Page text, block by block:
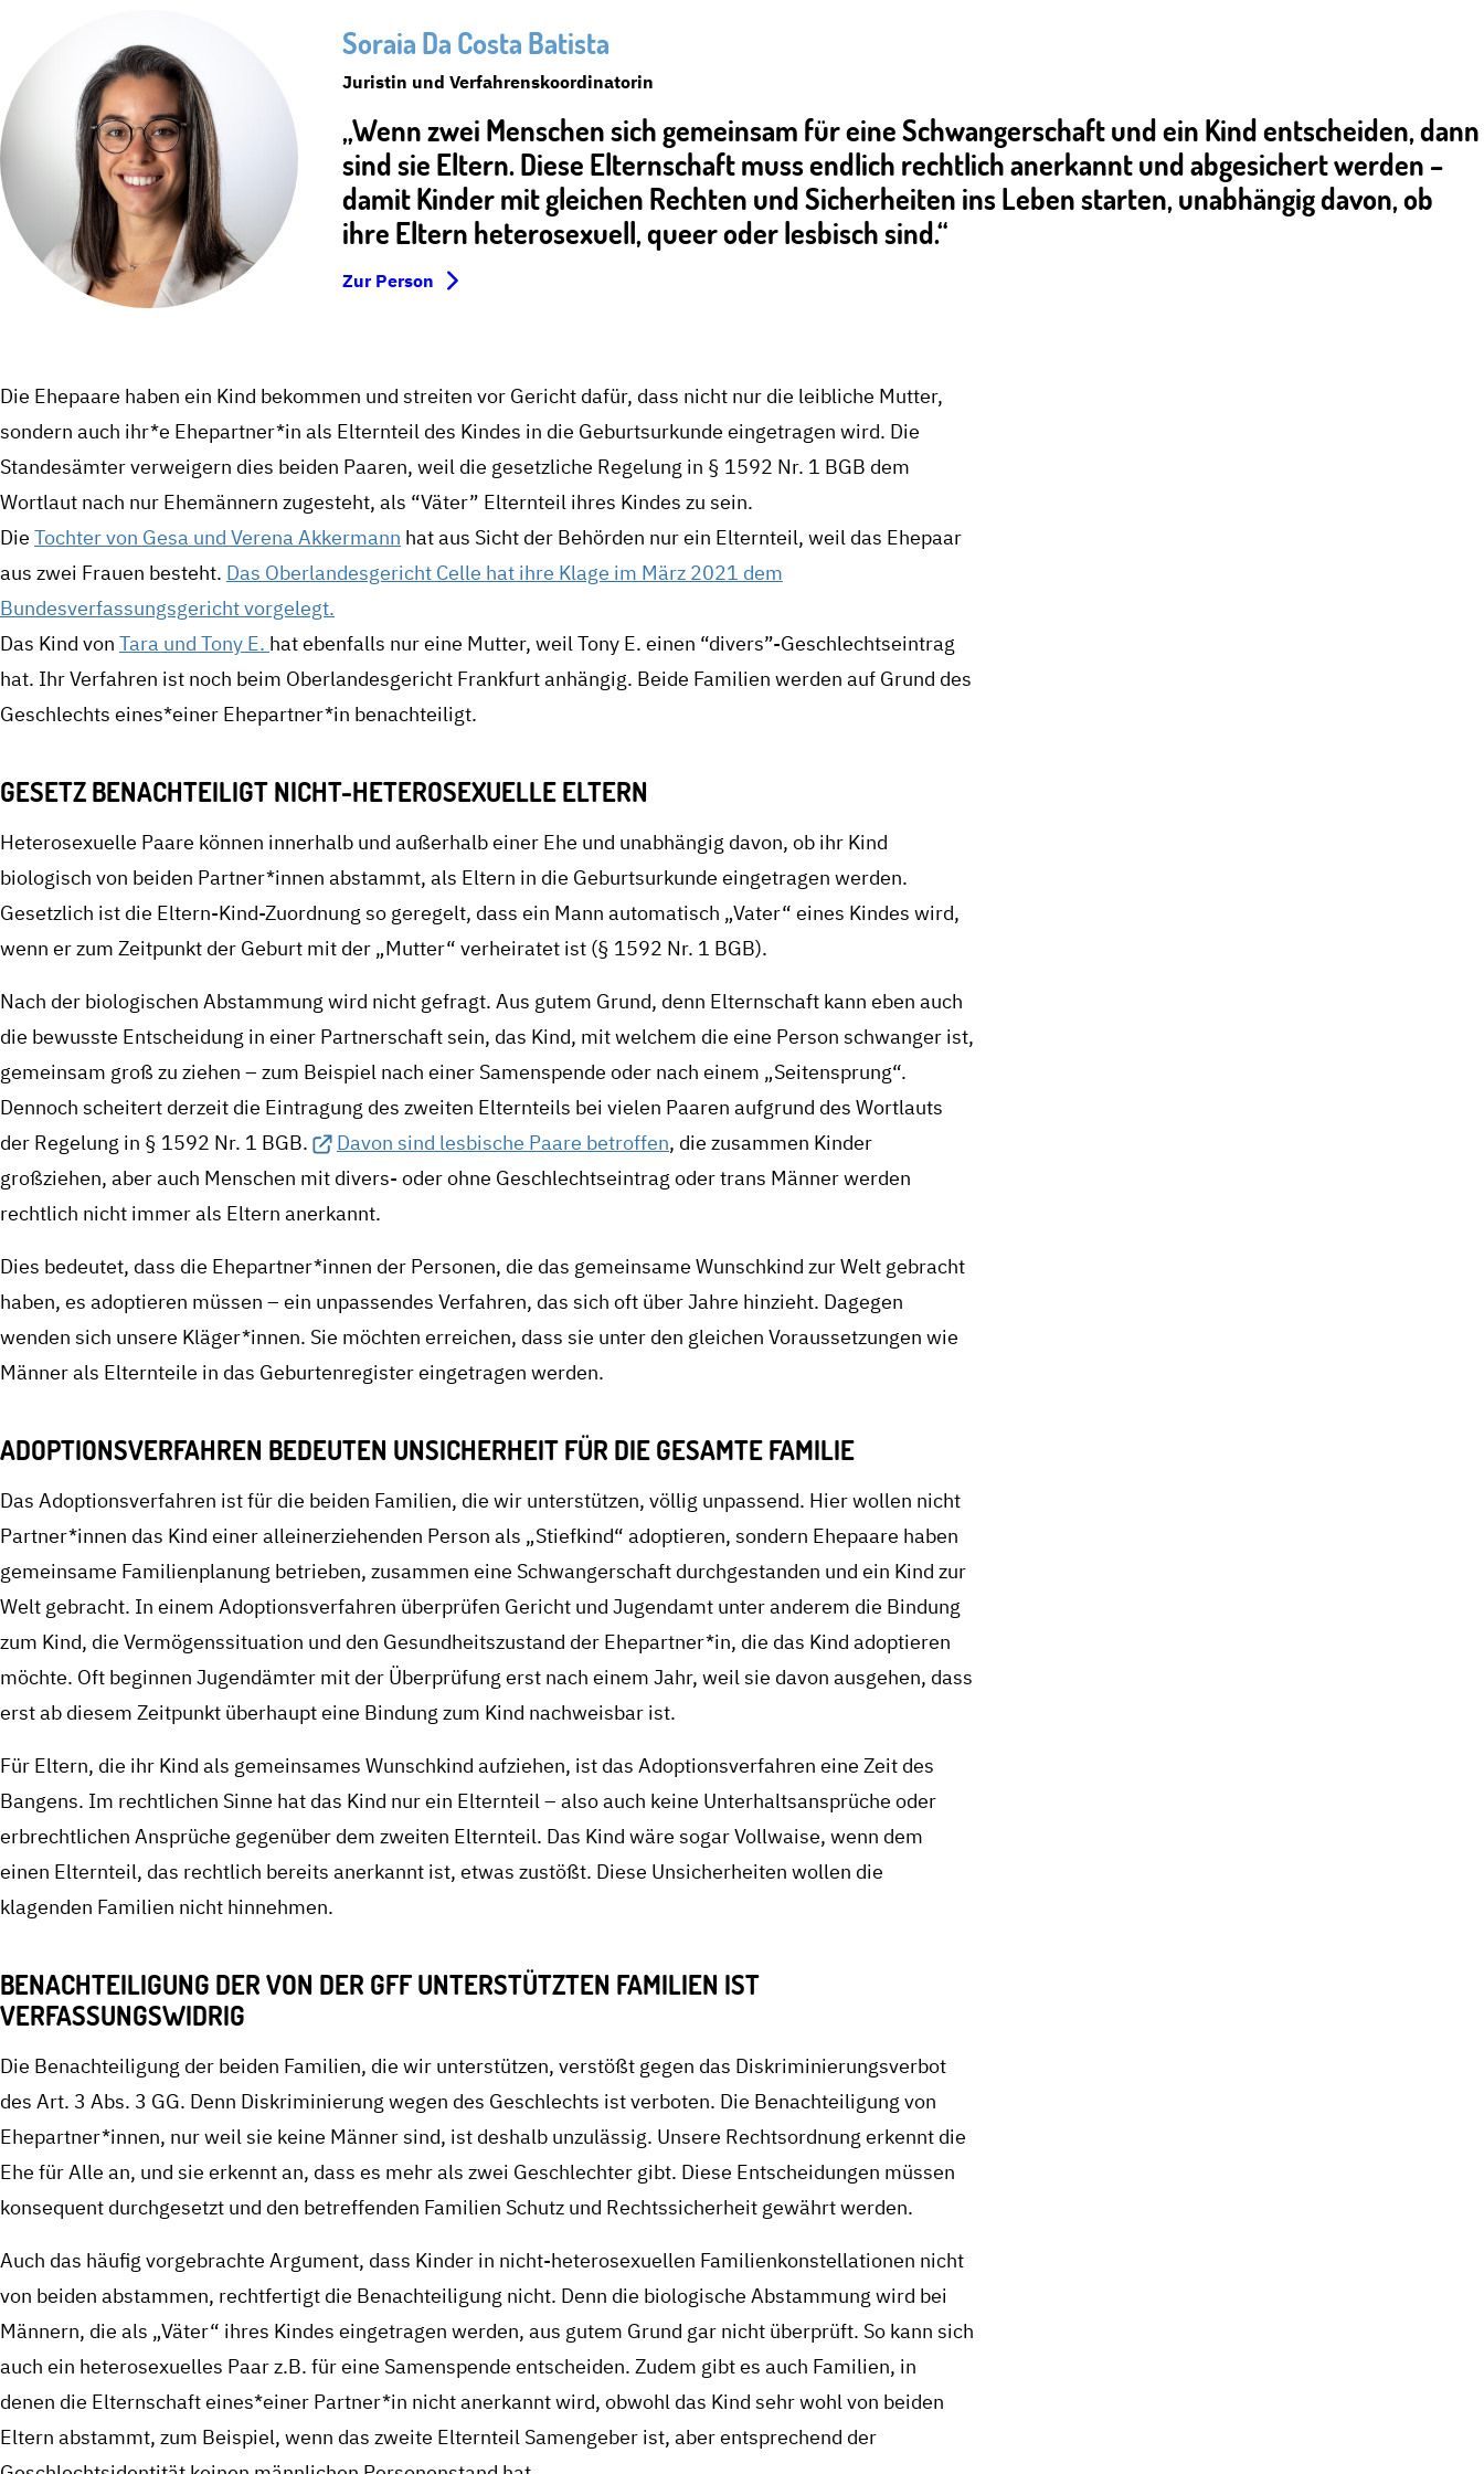
Soraia Da Costa Batista
Juristin und Verfahrenskoordinatorin
„Wenn zwei Menschen sich gemeinsam für eine Schwangerschaft und ein Kind entscheiden, dann
sind sie Eltern. Diese Elternschaft muss endlich rechtlich anerkannt und abgesichert werden –
damit Kinder mit gleichen Rechten und Sicherheiten ins Leben starten, unabhängig davon, ob
ihre Eltern heterosexuell, queer oder lesbisch sind.“
Zur Person
Die Ehepaare haben ein Kind bekommen und streiten vor Gericht dafür, dass nicht nur die leibliche Mutter,
sondern auch ihr*e Ehepartner*in als Elternteil des Kindes in die Geburtsurkunde eingetragen wird. Die
Standesämter verweigern dies beiden Paaren, weil die gesetzliche Regelung in § 1592 Nr. 1 BGB dem
Wortlaut nach nur Ehemännern zugesteht, als “Väter” Elternteil ihres Kindes zu sein.
Die Tochter von Gesa und Verena Akkermann hat aus Sicht der Behörden nur ein Elternteil, weil das Ehepaar
aus zwei Frauen besteht. Das Oberlandesgericht Celle hat ihre Klage im März 2021 dem
Bundesverfassungsgericht vorgelegt.
Das Kind von Tara und Tony E. hat ebenfalls nur eine Mutter, weil Tony E. einen “divers”-Geschlechtseintrag
hat. Ihr Verfahren ist noch beim Oberlandesgericht Frankfurt anhängig. Beide Familien werden auf Grund des
Geschlechts eines*einer Ehepartner*in benachteiligt.
GESETZ BENACHTEILIGT NICHT-HETEROSEXUELLE ELTERN
Heterosexuelle Paare können innerhalb und außerhalb einer Ehe und unabhängig davon, ob ihr Kind
biologisch von beiden Partner*innen abstammt, als Eltern in die Geburtsurkunde eingetragen werden.
Gesetzlich ist die Eltern-Kind-Zuordnung so geregelt, dass ein Mann automatisch „Vater“ eines Kindes wird,
wenn er zum Zeitpunkt der Geburt mit der „Mutter“ verheiratet ist (§ 1592 Nr. 1 BGB).
Nach der biologischen Abstammung wird nicht gefragt. Aus gutem Grund, denn Elternschaft kann eben auch
die bewusste Entscheidung in einer Partnerschaft sein, das Kind, mit welchem die eine Person schwanger ist,
gemeinsam groß zu ziehen – zum Beispiel nach einer Samenspende oder nach einem „Seitensprung“.
Dennoch scheitert derzeit die Eintragung des zweiten Elternteils bei vielen Paaren aufgrund des Wortlauts
der Regelung in § 1592 Nr. 1 BGB.
Davon sind lesbische Paare betroffen, die zusammen Kinder
großziehen, aber auch Menschen mit divers- oder ohne Geschlechtseintrag oder trans Männer werden
rechtlich nicht immer als Eltern anerkannt.
Dies bedeutet, dass die Ehepartner*innen der Personen, die das gemeinsame Wunschkind zur Welt gebracht
haben, es adoptieren müssen – ein unpassendes Verfahren, das sich oft über Jahre hinzieht. Dagegen
wenden sich unsere Kläger*innen. Sie möchten erreichen, dass sie unter den gleichen Voraussetzungen wie
Männer als Elternteile in das Geburtenregister eingetragen werden.
ADOPTIONSVERFAHREN BEDEUTEN UNSICHERHEIT FÜR DIE GESAMTE FAMILIE
Das Adoptionsverfahren ist für die beiden Familien, die wir unterstützen, völlig unpassend. Hier wollen nicht
Partner*innen das Kind einer alleinerziehenden Person als „Stiefkind“ adoptieren, sondern Ehepaare haben
gemeinsame Familienplanung betrieben, zusammen eine Schwangerschaft durchgestanden und ein Kind zur
Welt gebracht. In einem Adoptionsverfahren überprüfen Gericht und Jugendamt unter anderem die Bindung
zum Kind, die Vermögenssituation und den Gesundheitszustand der Ehepartner*in, die das Kind adoptieren
möchte. Oft beginnen Jugendämter mit der Überprüfung erst nach einem Jahr, weil sie davon ausgehen, dass
erst ab diesem Zeitpunkt überhaupt eine Bindung zum Kind nachweisbar ist.
Für Eltern, die ihr Kind als gemeinsames Wunschkind aufziehen, ist das Adoptionsverfahren eine Zeit des
Bangens. Im rechtlichen Sinne hat das Kind nur ein Elternteil – also auch keine Unterhaltsansprüche oder
erbrechtlichen Ansprüche gegenüber dem zweiten Elternteil. Das Kind wäre sogar Vollwaise, wenn dem
einen Elternteil, das rechtlich bereits anerkannt ist, etwas zustößt. Diese Unsicherheiten wollen die
klagenden Familien nicht hinnehmen.
BENACHTEILIGUNG DER VON DER GFF UNTERSTÜTZTEN FAMILIEN IST
VERFASSUNGSWIDRIG
Die Benachteiligung der beiden Familien, die wir unterstützen, verstößt gegen das Diskriminierungsverbot
des Art. 3 Abs. 3 GG. Denn Diskriminierung wegen des Geschlechts ist verboten. Die Benachteiligung von
Ehepartner*innen, nur weil sie keine Männer sind, ist deshalb unzulässig. Unsere Rechtsordnung erkennt die
Ehe für Alle an, und sie erkennt an, dass es mehr als zwei Geschlechter gibt. Diese Entscheidungen müssen
konsequent durchgesetzt und den betreffenden Familien Schutz und Rechtssicherheit gewährt werden.
Auch das häufig vorgebrachte Argument, dass Kinder in nicht-heterosexuellen Familienkonstellationen nicht
von beiden abstammen, rechtfertigt die Benachteiligung nicht. Denn die biologische Abstammung wird bei
Männern, die als „Väter“ ihres Kindes eingetragen werden, aus gutem Grund gar nicht überprüft. So kann sich
auch ein heterosexuelles Paar z.B. für eine Samenspende entscheiden. Zudem gibt es auch Familien, in
denen die Elternschaft eines*einer Partner*in nicht anerkannt wird, obwohl das Kind sehr wohl von beiden
Eltern abstammt, zum Beispiel, wenn das zweite Elternteil Samengeber ist, aber entsprechend der